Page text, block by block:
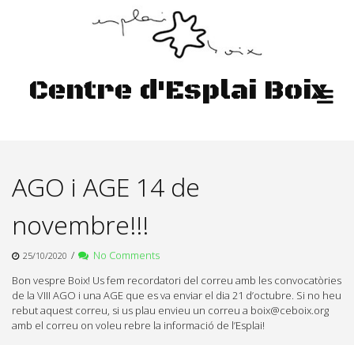
Centre d'Esplai Boix
AGO i AGE 14 de
novembre!!!
25/10/2020 /
No Comments
Bon vespre Boix! Us fem recordatori del correu amb les convocatòries
de la VIII AGO i una AGE que es va enviar el dia 21 d’octubre. Si no heu
rebut aquest correu, si us plau envieu un correu a boix@ceboix.org
amb el correu on voleu rebre la informació de l’Esplai!